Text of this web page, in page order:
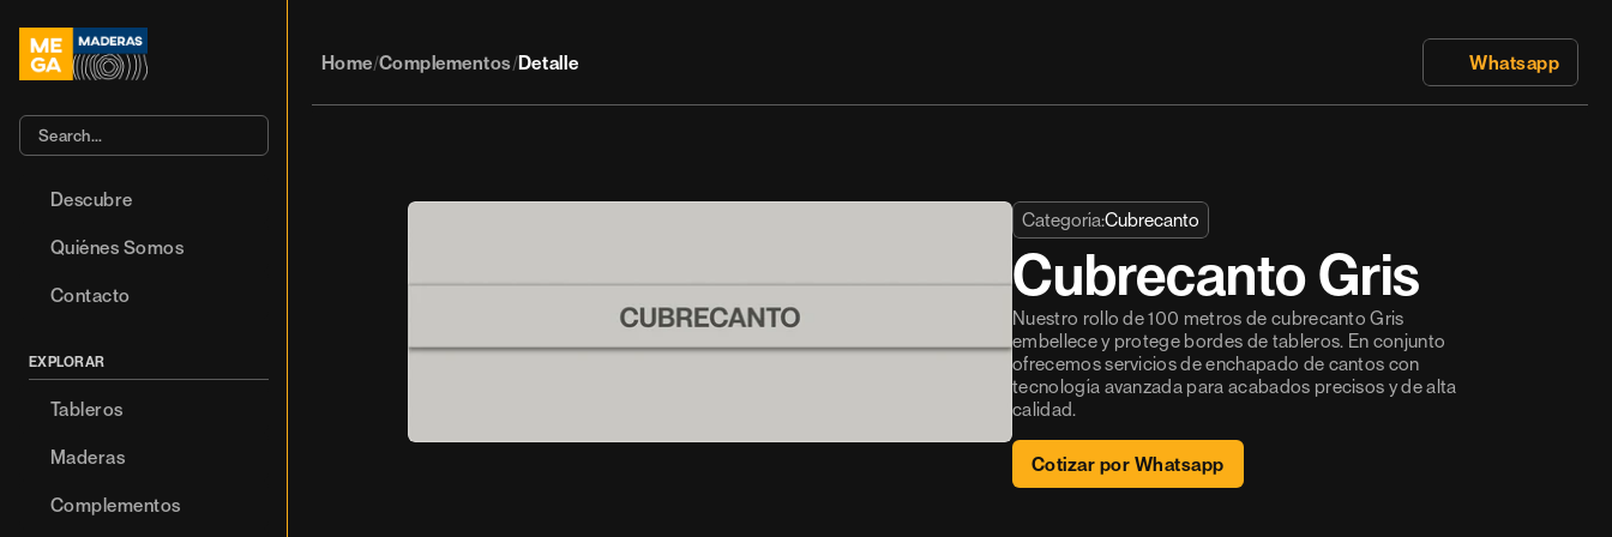
Search…
Descubre
Quiénes Somos
Contacto
EXPLORAR
Tableros
Maderas
Complementos
Home/Complementos/Detalle Whatsapp
Categoría:Cubrecanto
Cubrecanto Gris
Nuestro rollo de 100 metros de cubrecanto Gris
embellece y protege bordes de tableros. En conjunto
ofrecemos servicios de enchapado de cantos con
tecnología avanzada para acabados precisos y de alta
calidad.
Cotizar por Whatsapp